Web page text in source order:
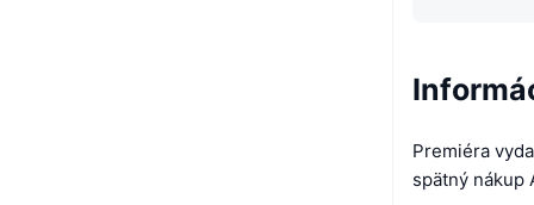
Premiéra
spätný nákup